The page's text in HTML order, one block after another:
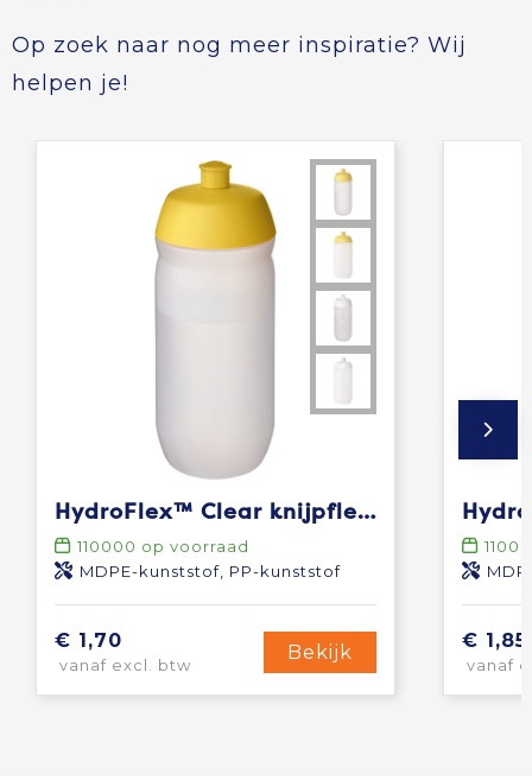
Op zoek naar nog meer inspiratie? Wij
helpen je!
HydroFlex™ Clear knijpfles van 500 ml
110000 op voorraad
MDPE-kunststof, PP-kunststof
€ 1,70
vanaf excl. btw
Bekijk
€ 1,85
vanaf